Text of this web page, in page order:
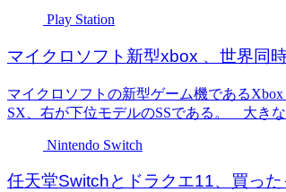
Play Station
マイクロソフト新型xbox 、世界同
マイクロソフトの新型ゲーム機であるXbox
SX、右が下位モデルのSSである。 大き
Nintendo Switch
任天堂Switchとドラクエ11、買った